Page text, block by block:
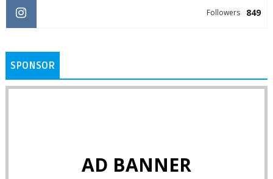
849
Followers
SPONSOR
AD BANNER